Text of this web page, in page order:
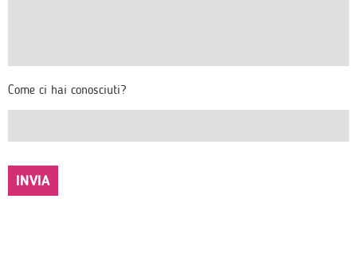
Come ci hai conosciuti?